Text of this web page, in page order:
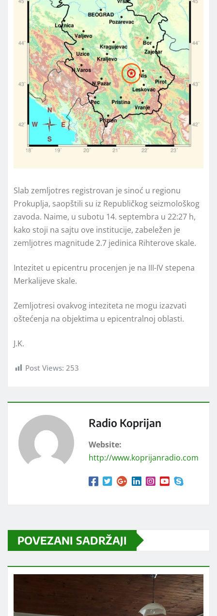
Slab zemljotres registrovan je sinoć u regionu
Prokuplja, saopštili su iz Republičkog seizmološkog
zavoda. Naime, u subotu 14. septembra u 22:27 h,
kako stoji na sajtu ove institucije, zabeležen je
zemljotres magnitude 2.7 jedinica Rihterove skale.
Intezitet u epicentru procenjen je na III-IV stepena
Merkalijeve skale.
Zemljotresi ovakvog inteziteta ne mogu izazvati
oštećenja na objektima u epicentralnoj oblasti.
J.K.
Post Views: 253
Radio Koprijan
Website:
http://www.koprijanradio.com
POVEZANI SADRŽAJI